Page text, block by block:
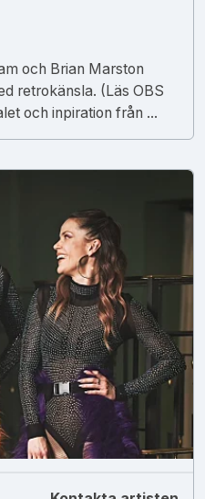
och Brian Marston
retrokänsla. (Läs OBS
och inpiration från ...